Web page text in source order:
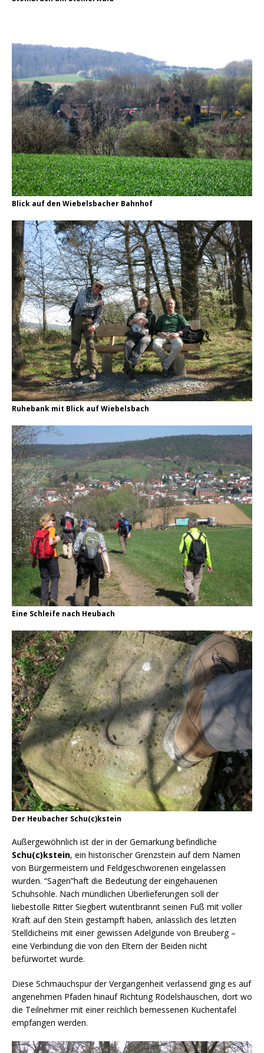
Blick auf den Wiebelsbacher Bahnhof
Ruhebank mit Blick auf Wiebelsbach
Eine Schleife nach Heubach
Der Heubacher Schu(c)kstein
Außergewöhnlich ist der in der Gemarkung befindliche
Schu(c)kstein, ein historischer Grenzstein auf dem Namen
von Bürgermeistern und Feldgeschworenen eingelassen
wurden. “Sagen”haft die Bedeutung der eingehauenen
Schuhsohle. Nach mündlichen Überlieferungen soll der
liebestolle Ritter Siegbert wutentbrannt seinen Fuß mit voller
Kraft auf den Stein gestampft haben, anlässlich des letzten
Stelldicheins mit einer gewissen Adelgunde von Breuberg –
eine Verbindung die von den Eltern der Beiden nicht
befürwortet wurde.
Diese Schmauchspur der Vergangenheit verlassend ging es auf
angenehmen Pfaden hinauf Richtung Rödelshäuschen, dort wo
die Teilnehmer mit einer reichlich bemessenen Kuchentafel
empfangen werden.